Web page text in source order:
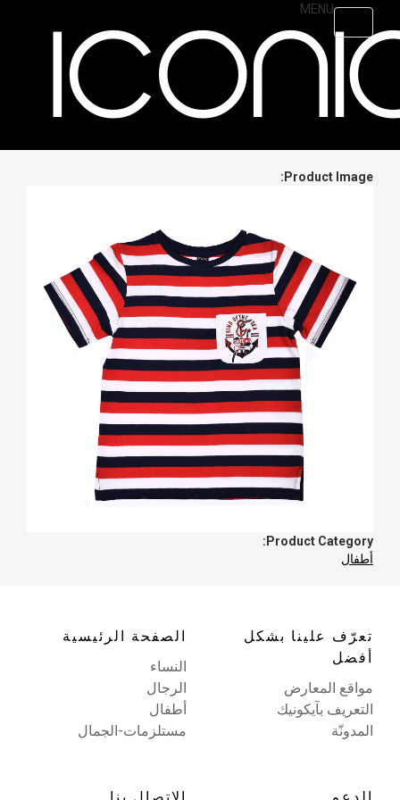
to
main
content
MENU
navigation
Product Image:
Product Category:
أطفال
الصفحة الرئيسية
النساء
الرجال
أطفال
مستلزمات-الجمال
تعرّف علينا بشكل
أفضل
مواقع المعارض
التعريف بآيكونيك
المدونّة